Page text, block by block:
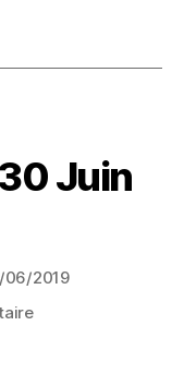
Juin
06/2019